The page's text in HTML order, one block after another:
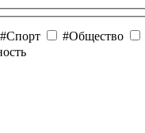
#Спорт #Общество